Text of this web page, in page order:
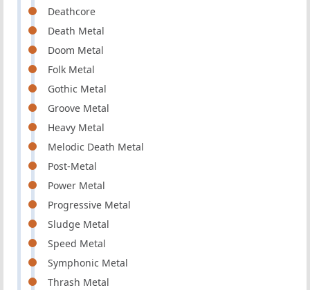
Deathcore
Death Metal
Doom Metal
Folk Metal
Gothic Metal
Groove Metal
Heavy Metal
Melodic Death Metal
Post-Metal
Power Metal
Progressive Metal
Sludge Metal
Speed Metal
Symphonic Metal
Thrash Metal